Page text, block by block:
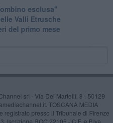
esclusa"
Valli Etrusche
del primo mese
srl - Via Dei Martelli, 8 - 50129
TOSCANA MEDIA
registrato presso il Tribunale di Firenze
Iscrizione ROC 22105 - C.F. e P.Iva